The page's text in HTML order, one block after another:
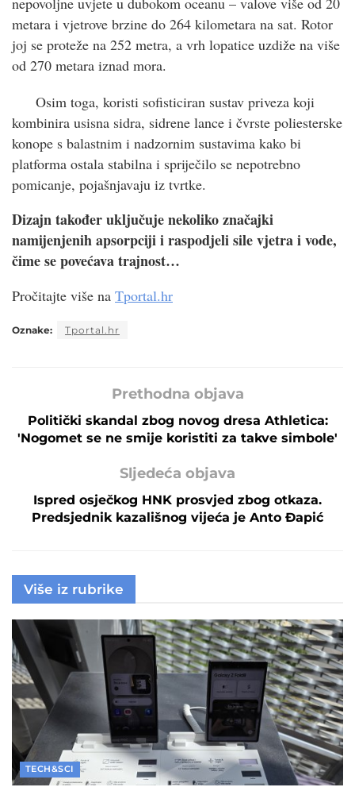
metara i vjetrove brzine do 264 kilometara na sat. Rotor
joj se proteže na 252 metra, a vrh lopatice uzdiže na više
od 270 metara iznad mora.
Osim toga, koristi sofisticiran sustav priveza koji
kombinira usisna sidra, sidrene lance i čvrste poliesterske
konope s balastnim i nadzornim sustavima kako bi
platforma ostala stabilna i spriječilo se nepotrebno
pomicanje, pojašnjavaju iz tvrtke.
Dizajn također uključuje nekoliko značajki
namijenjenih apsorpciji i raspodjeli sile vjetra i vode,
čime se povećava trajnost…
Pročitajte više na Tportal.hr
Oznake: Tportal.hr
Prethodna objava
Politički skandal zbog novog dresa Athletica:
'Nogomet se ne smije koristiti za takve simbole'
Sljedeća objava
Ispred osječkog HNK prosvjed zbog otkaza.
Predsjednik kazališnog vijeća je Anto Đapić
Više iz rubrike
TECH&SCI